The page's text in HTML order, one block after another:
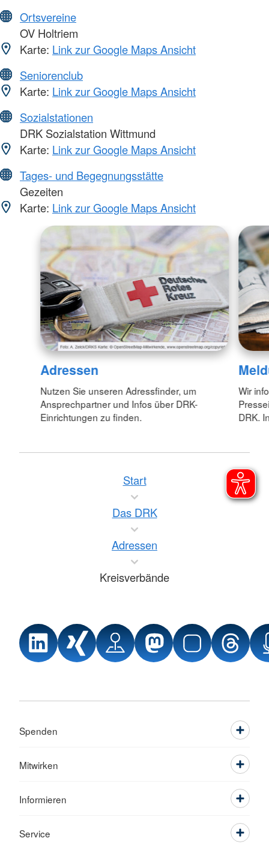
Ortsvereine
OV Holtriem
Karte: Link zur Google Maps Ansicht
Seniorenclub
Karte: Link zur Google Maps Ansicht
Sozialstationen
DRK Sozialstation Wittmund
Karte: Link zur Google Maps Ansicht
Tages- und Begegnungsstätte
Gezeiten
Karte: Link zur Google Maps Ansicht
Adressen
Nutzen Sie unseren Adressfinder, um
Ansprechpartner und Infos über DRK-
Einrichtungen zu finden.
Wir
DRK.
Start
Das DRK
Adressen
Kreisverbände
Spenden
Mitwirken
Informieren
Service